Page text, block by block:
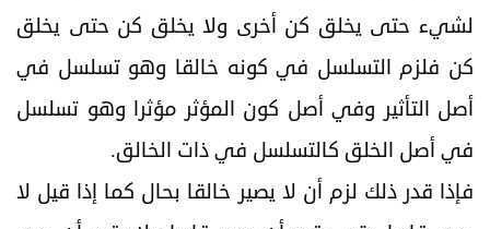
لشيء حتى يخلق كن أخرى ولا يخلق كن حتى يخلق
كن فلزم التسلسل في كونه خالقا وهو تسلسل في
أصل التأثير وفي أصل كون المؤثر مؤثرا وهو تسلسل
في أصل الخلق كالتسلسل في ذات الخالق.
فإذا قدر ذلك لزم أن لا يصير خالقا بحال كما إذا قيل لا